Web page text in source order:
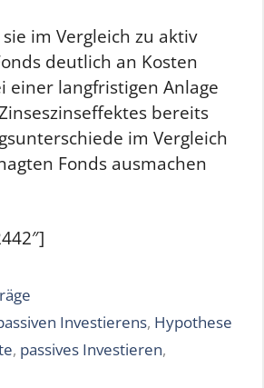
im Vergleich zu aktiv
deutlich an Kosten
einer langfristigen Anlage
bereits
im Vergleich
Fonds ausmachen
Investierens, Hypothese
, passives Investieren,